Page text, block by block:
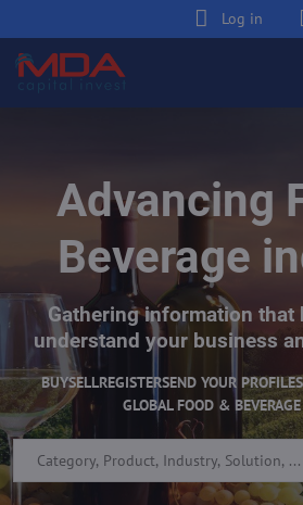
Log in
Advancing
Beverage
Gathering information that
understand your business
BUYSELLREGISTERSEND YOUR PROFILE
GLOBAL FOOD &